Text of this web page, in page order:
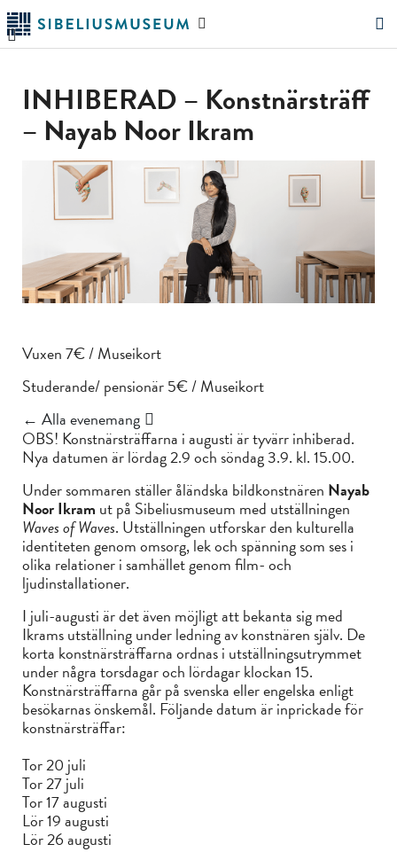
Hoppa
till
huvudinnehållet
Sök
INHIBERAD – Konstnärsträff
– Nayab Noor Ikram
Vuxen 7€ / Museikort
Studerande/ pensionär 5€ / Museikort
← Alla evenemang
OBS! Konstnärsträffarna i augusti är tyvärr inhiberad.
Nya datumen är lördag 2.9 och söndag 3.9. kl. 15.00.
Under sommaren ställer åländska bildkonstnären Nayab
Noor Ikram ut på Sibeliusmuseum med utställningen
Waves of Waves. Utställningen utforskar den kulturella
identiteten genom omsorg, lek och spänning som ses i
olika relationer i samhället genom film- och
ljudinstallationer.
I juli-augusti är det även möjligt att bekanta sig med
Ikrams utställning under ledning av konstnären själv. De
korta konstnärsträffarna ordnas i utställningsutrymmet
under några torsdagar och lördagar klockan 15.
Konstnärsträffarna går på svenska eller engelska enligt
besökarnas önskemål. Följande datum är inprickade för
konstnärsträffar:
Tor 20 juli
Tor 27 juli
Tor 17 augusti
Lör 19 augusti
Lör 26 augusti